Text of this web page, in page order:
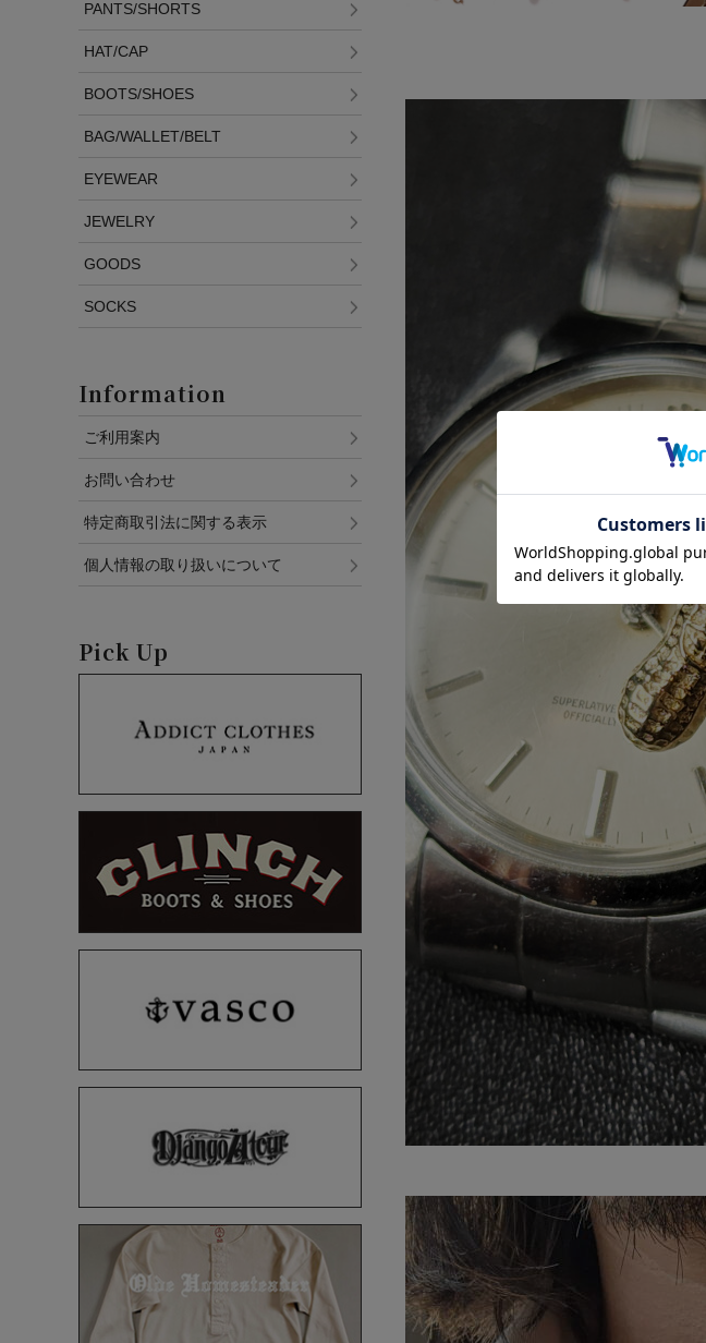
PANTS/SHORTS
HAT/CAP
BOOTS/SHOES
BAG/WALLET/BELT
EYEWEAR
JEWELRY
GOODS
SOCKS
Information
ご利用案内
お問い合わせ
特定商取引法に関する表示
個人情報の取り扱いについて
Pick Up